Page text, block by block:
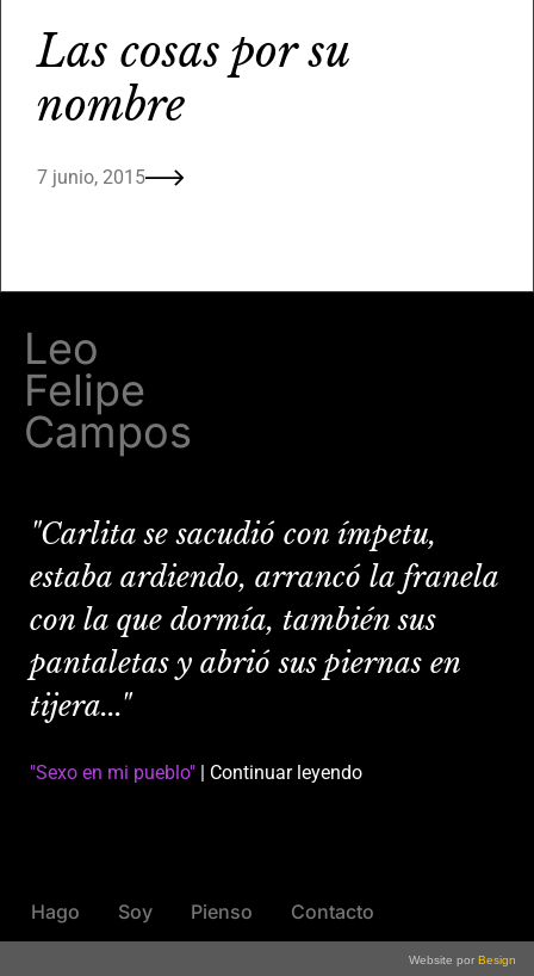
Las cosas por su
nombre
7 junio, 2015
Leo
Felipe
Campos
"Carlita se sacudió con ímpetu,
estaba ardiendo, arrancó la franela
con la que dormía, también sus
pantaletas y abrió sus piernas en
tijera..."
"Sexo en mi pueblo" | Continuar leyendo
Hago Soy Pienso Contacto
Website por Besign